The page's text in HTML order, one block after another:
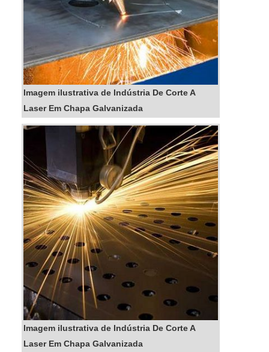
Imagem ilustrativa de Indústria De Corte A
Laser Em Chapa Galvanizada
Imagem ilustrativa de Indústria De Corte A
Laser Em Chapa Galvanizada